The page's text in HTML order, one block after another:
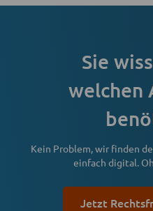
Sie
welchen
Kein Problem, wir finden
einfach digital.
Jetzt